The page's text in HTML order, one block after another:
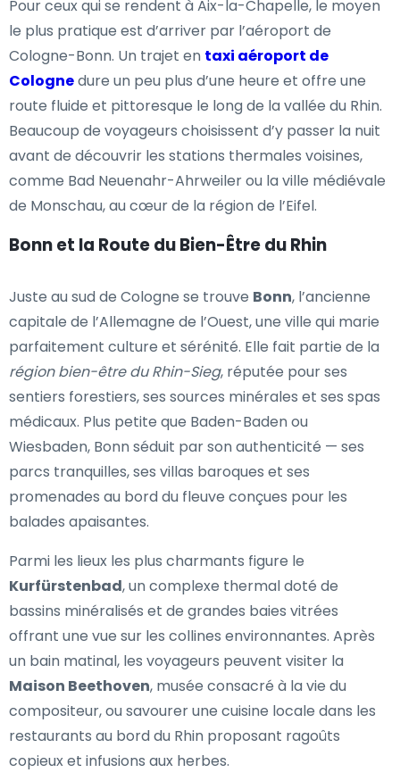
Pour ceux qui se rendent à Aix-la-Chapelle, le moyen
le plus pratique est d’arriver par l’aéroport de
Cologne-Bonn. Un trajet en taxi aéroport de
Colognedure un peu plus d’une heure et offre une
route fluide et pittoresque le long de la vallée du Rhin.
Beaucoup de voyageurs choisissent d’y passer la nuit
avant de découvrir les stations thermales voisines,
comme Bad Neuenahr-Ahrweiler ou la ville médiévale
de Monschau, au cœur de la région de l’Eifel.
Bonn et la Route du Bien-Être du Rhin
Juste au sud de Cologne se trouve Bonn, l’ancienne
capitale de l’Allemagne de l’Ouest, une ville qui marie
parfaitement culture et sérénité. Elle fait partie de la
région bien-être du Rhin-Sieg, réputée pour ses
sentiers forestiers, ses sources minérales et ses spas
médicaux. Plus petite que Baden-Baden ou
Wiesbaden, Bonn séduit par son authenticité — ses
parcs tranquilles, ses villas baroques et ses
promenades au bord du fleuve conçues pour les
balades apaisantes.
Parmi les lieux les plus charmants figure le
Kurfürstenbad, un complexe thermal doté de
bassins minéralisés et de grandes baies vitrées
offrant une vue sur les collines environnantes. Après
un bain matinal, les voyageurs peuvent visiter la
Maison Beethoven, musée consacré à la vie du
compositeur, ou savourer une cuisine locale dans les
restaurants au bord du Rhin proposant ragoûts
copieux et infusions aux herbes.